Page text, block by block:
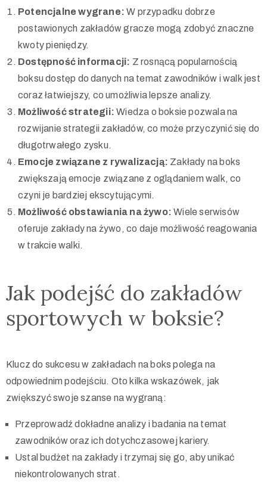
Potencjalne wygrane: W przypadku dobrze
postawionych zakładów gracze mogą zdobyć znaczne
kwoty pieniędzy.
Dostępność informacji: Z rosnącą popularnością
boksu dostęp do danych na temat zawodników i walk jest
coraz łatwiejszy, co umożliwia lepsze analizy.
Możliwość strategii: Wiedza o boksie pozwala na
rozwijanie strategii zakładów, co może przyczynić się do
długotrwałego zysku.
Emocje związane z rywalizacją: Zakłady na boks
zwiększają emocje związane z oglądaniem walk, co
czyni je bardziej ekscytującymi.
Możliwość obstawiania na żywo: Wiele serwisów
oferuje zakłady na żywo, co daje możliwość reagowania
w trakcie walki.
Jak podejść do zakładów
sportowych w boksie?
Klucz do sukcesu w zakładach na boks polega na
odpowiednim podejściu. Oto kilka wskazówek, jak
zwiększyć swoje szanse na wygraną:
Przeprowadź dokładne analizy i badania na temat
zawodników oraz ich dotychczasowej kariery.
Ustal budżet na zakłady i trzymaj się go, aby unikać
niekontrolowanych strat.